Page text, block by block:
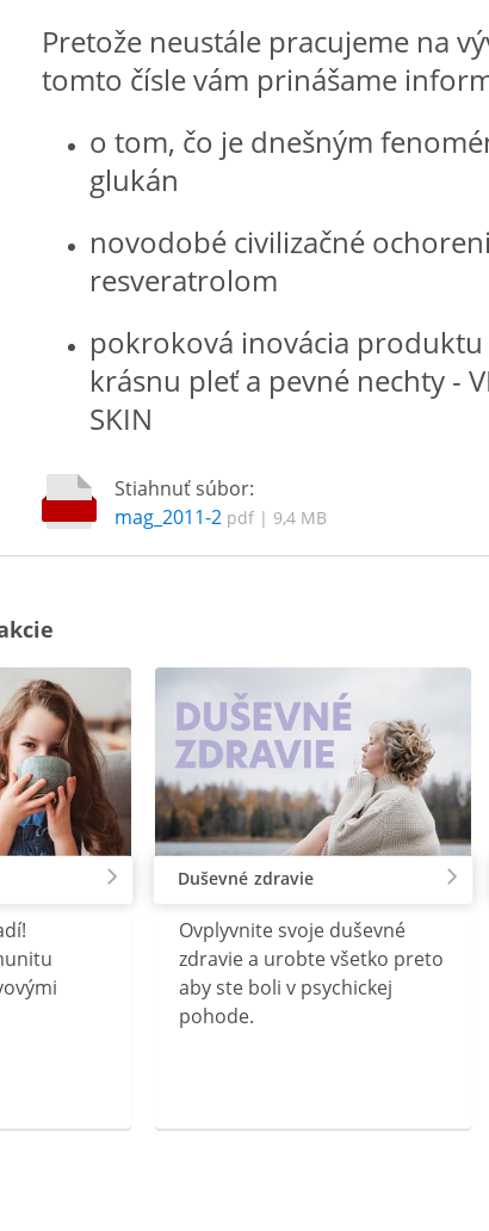
Pretože neustále pracujeme na
tomto čísle vám prinášame
o tom, čo je dnešným
glukán
novodobé civilizačné
resveratrolom
pokroková inovácia produktu
krásnu pleť a pevné nechty -
SKIN
Stiahnuť súbor:
mag_2011-2 pdf | 9,4 MB
Duševné zdravie
Ovplyvnite svoje duševné
zdravie a urobte všetko preto
aby ste boli v psychickej
pohode.